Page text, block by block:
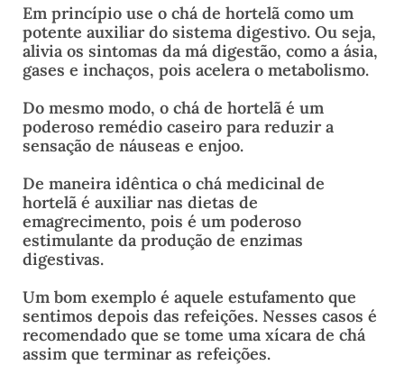
Em princípio use o chá de hortelã como um
potente auxiliar do sistema digestivo. Ou seja,
alivia os sintomas da má digestão, como a ásia,
gases e inchaços, pois acelera o metabolismo.
Do mesmo modo, o chá de hortelã é um
poderoso remédio caseiro para reduzir a
sensação de náuseas e enjoo.
De maneira idêntica o chá medicinal de
hortelã é auxiliar nas dietas de
emagrecimento, pois é um poderoso
estimulante da produção de enzimas
digestivas.
Um bom exemplo é aquele estufamento que
sentimos depois das refeições. Nesses casos é
recomendado que se tome uma xícara de chá
assim que terminar as refeições.